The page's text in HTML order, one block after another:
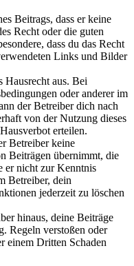
Beitrags, dass er keine
Recht oder die guten
dass du das Recht
Links und Bilder
Hausrecht aus. Bei
oder anderer im
der Betreiber dich nach
von der Nutzung dieses
erteilen.
Betreiber keine
Beiträgen übernimmt, die
er nicht zur Kenntnis
Betreiber, dein
jederzeit zu löschen
hinaus, deine Beiträge
Regeln verstoßen oder
einem Dritten Schaden